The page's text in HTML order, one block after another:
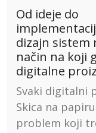
Od ideje do
dizajn sistem
način na koji
digitalne
Svaki digitalni
Skica na
problem koji